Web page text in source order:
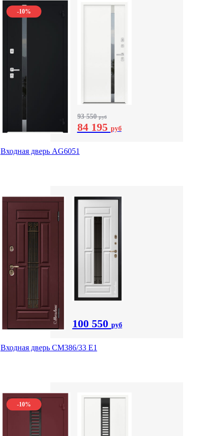
-10%
93 550руб
84 195 руб
Входная дверь AG6051
100 550 руб
Входная дверь СМ386/33 Е1
-10%